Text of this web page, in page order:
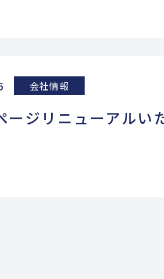
会社情報
ージリニューアルい